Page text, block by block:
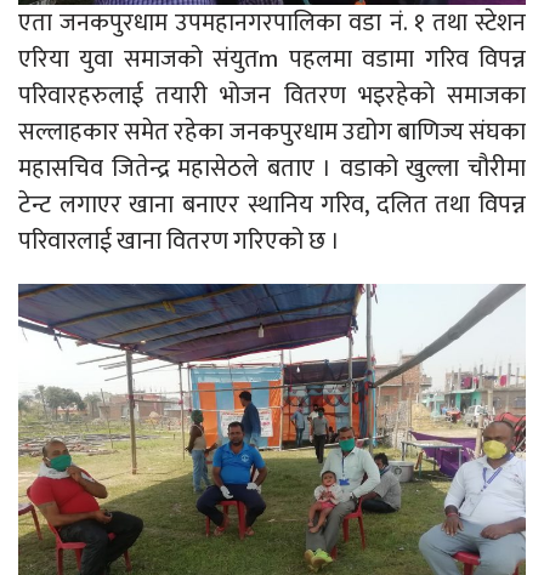
एता जनकपुरधाम उपमहानगरपालिका वडा नं. १ तथा स्टेशन
एरिया युवा समाजको संयुतm पहलमा वडामा गरिव विपन्न
परिवारहरुलाई तयारी भोजन वितरण भइरहेको समाजका
सल्लाहकार समेत रहेका जनकपुरधाम उद्योग बाणिज्य संघका
महासचिव जितेन्द्र महासेठले बताए । वडाको खुल्ला चौरीमा
टेन्ट लगाएर खाना बनाएर स्थानिय गरिव, दलित तथा विपन्न
परिवारलाई खाना वितरण गरिएको छ ।